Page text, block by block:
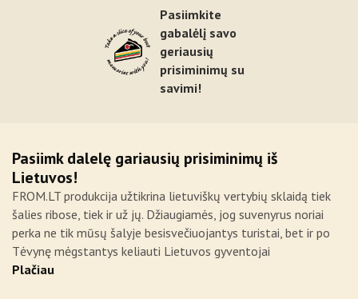
Pasiimkite
gabalėlį savo
geriausių
prisiminimų su
savimi!
Pasiimk dalelę gariausių prisiminimų iš
Lietuvos!
FROM.LT produkcija užtikrina lietuviškų vertybių sklaidą tiek
šalies ribose, tiek ir už jų. Džiaugiamės, jog suvenyrus noriai
perka ne tik mūsų šalyje besisvečiuojantys turistai, bet ir po
Tėvynę mėgstantys keliauti Lietuvos gyventojai
Plačiau